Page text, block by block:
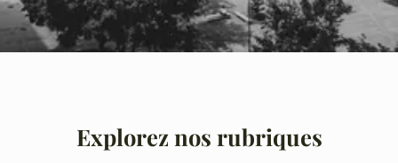
Explorez nos rubriques